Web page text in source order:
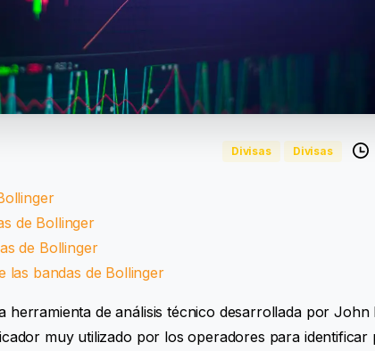
Divisas Divisas
de Bollinger
de Bollinger
las bandas de Bollinger
herramienta de análisis técnico desarrollada por John
muy utilizado por los operadores para identificar